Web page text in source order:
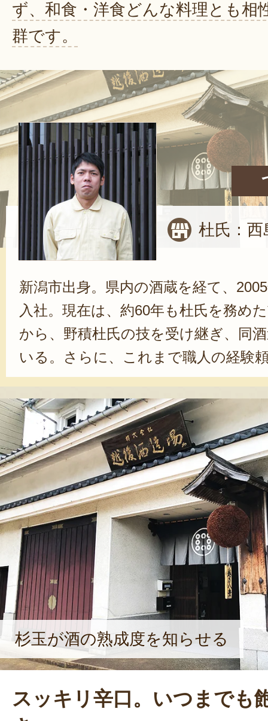
ず、和食・洋食どんな料理とも相
群です。
杜氏：西
新潟市出身。県内の酒蔵を経て、
入社。現在は、約60年も杜氏を務め
から、野積杜氏の技を受け継ぎ、同
いる。さらに、これまで職人の経験
ことを数値化。データ管理すること
と、高品質・安定生産に取り組んで
いるのは、『きれいな味わい』です
の日数は短めに、麹造りも甘くなら
います」と語る。野積流の手造りに
た日本酒は、第107回全国新酒鑑評会
賞。
杉玉が酒の熟成度を知らせる
スッキリ辛口。いつまでも